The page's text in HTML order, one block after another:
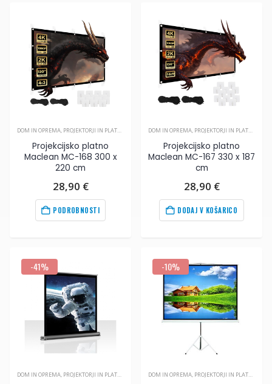
DOM IN OPREMA, PROJEKTORJI IN PLATNA
Projekcijsko platno
Maclean MC-168 300 x
220 cm
28,90 €
PODROBNOSTI
DOM IN OPREMA, PROJEKTORJI IN PLATNA
Projekcijsko platno
Maclean MC-167 330 x 187
cm
28,90 €
DODAJ V KOŠARICO
-41%
DOM IN OPREMA, PROJEKTORJI IN PLATNA
-10%
DOM IN OPREMA, PROJEKTORJI IN PLATNA